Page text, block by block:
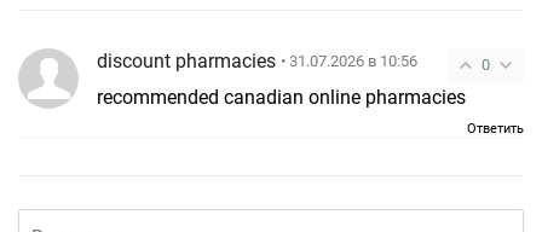
0
discount pharmacies • 31.07.2026 в 10:56
recommended canadian online pharmacies
Ответить